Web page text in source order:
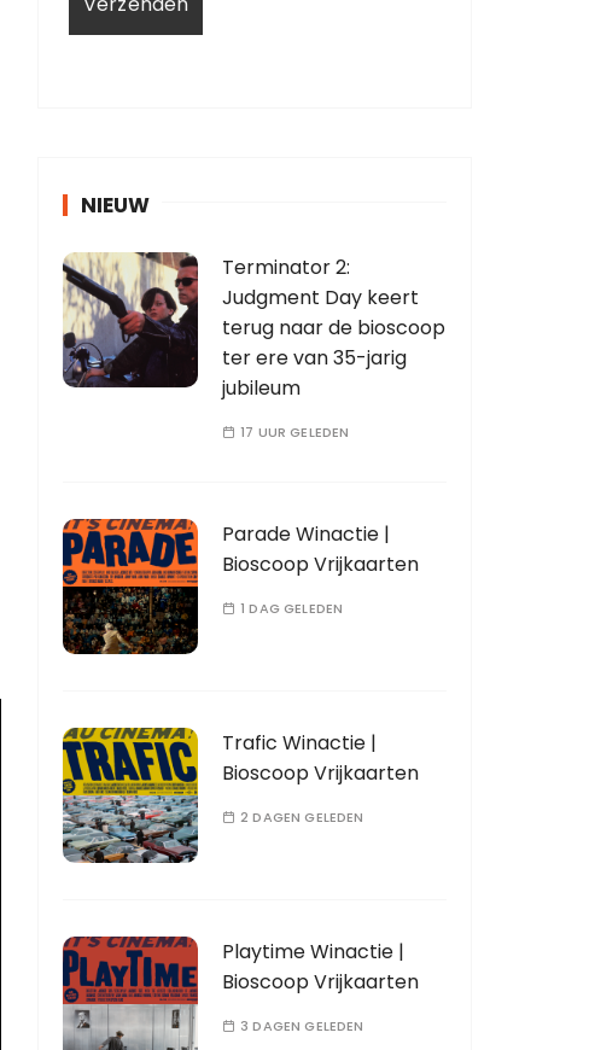
NIEUW
Terminator 2:
Judgment Day keert
terug naar de bioscoop
ter ere van 35-jarig
jubileum
17 UUR GELEDEN
Parade Winactie |
Bioscoop Vrijkaarten
1 DAG GELEDEN
Trafic Winactie |
Bioscoop Vrijkaarten
2 DAGEN GELEDEN
Playtime Winactie |
Bioscoop Vrijkaarten
3 DAGEN GELEDEN